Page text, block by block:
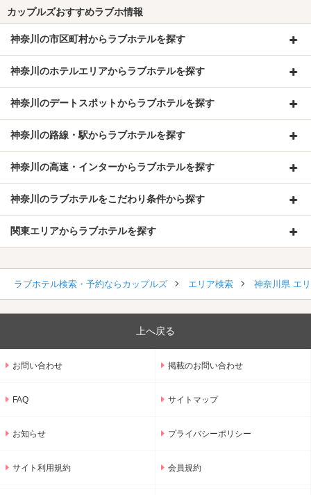
カップルズおすすめラブホ情報
神奈川の市区町村からラブホテルを探す
神奈川のホテルエリアからラブホテルを探す
神奈川のデートスポットからラブホテルを探す
神奈川の路線・駅からラブホテルを探す
神奈川の高速・インターからラブホテルを探す
神奈川のラブホテルをこだわり条件から探す
関東エリアからラブホテルを探す
ラブホテル検索・予約ならカップルズ エリア検索 神奈川県 エ
上へ戻る
お問い合わせ 掲載のお問い合わせ
FAQ サイトマップ
お知らせ プライバシーポリシー
サイト利用規約 会員規約